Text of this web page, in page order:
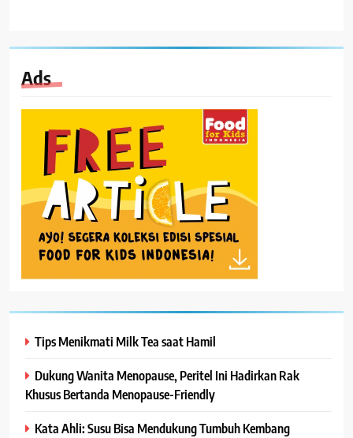
Ads
Tips Menikmati Milk Tea saat Hamil
Dukung Wanita Menopause, Peritel Ini Hadirkan Rak
Khusus Bertanda Menopause-Friendly
Kata Ahli: Susu Bisa Mendukung Tumbuh Kembang